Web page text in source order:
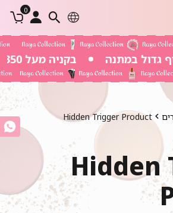
0
בקניה מעל 350 שח משלוח חינם
Hidden Trigger Product
Hidden